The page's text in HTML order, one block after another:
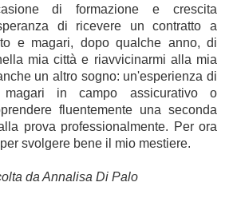
di formazione e crescita
di ricevere un contratto a
e magari, dopo qualche anno, di
mia città e riavvicinarmi alla mia
un altro sogno: un'esperienza di
magari in campo assicurativo o
fluentemente una seconda
prova professionalmente. Per ora
svolgere bene il mio mestiere.
da Annalisa Di Palo